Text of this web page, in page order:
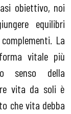
obiettivo, noi
equilibri
La
vitale più
senso della
vita da soli è
che vita debba